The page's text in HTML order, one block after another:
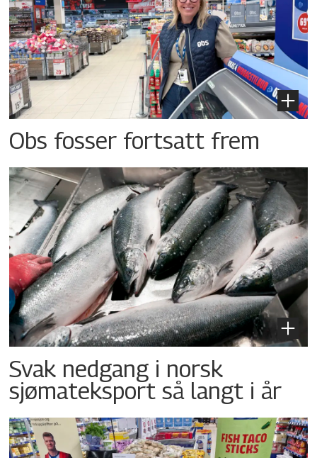
Obs fosser fortsatt frem
Svak nedgang i norsk
sjømateksport så langt i år